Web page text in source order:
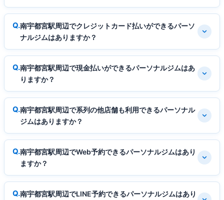
南宇都宮駅周辺でクレジットカード払いができるパーソ
ナルジムはありますか？
南宇都宮駅周辺で現金払いができるパーソナルジムはあ
りますか？
南宇都宮駅周辺で系列の他店舗も利用できるパーソナル
ジムはありますか？
南宇都宮駅周辺でWeb予約できるパーソナルジムはあり
ますか？
南宇都宮駅周辺でLINE予約できるパーソナルジムはあり